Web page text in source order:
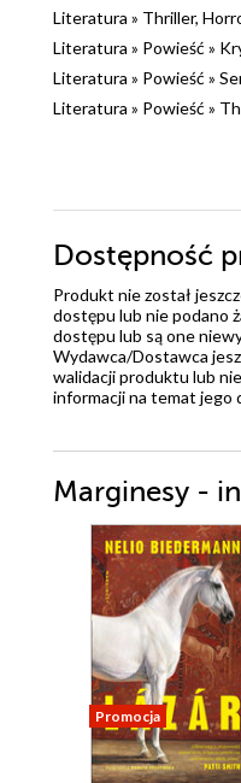
Literatura » Thriller,
Literatura » Powieść »
Literatura » Powieść »
Literatura » Powieść »
Dostępność
Produkt nie został
dostępu lub nie podano
dostępu lub są one
Wydawca/Dostawca
walidacji produktu lub
informacji na temat jego
Marginesy -
Promocja